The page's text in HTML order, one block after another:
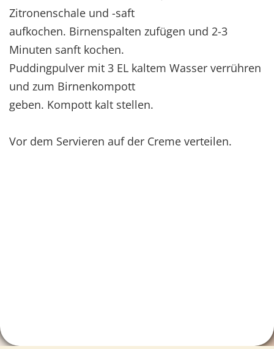
Zitronenschale und -saft
aufkochen. Birnenspalten zufügen und 2-3
Minuten sanft kochen.
Puddingpulver mit 3 EL kaltem Wasser verrühren
und zum Birnenkompott
geben. Kompott kalt stellen.
Vor dem Servieren auf der Creme verteilen.